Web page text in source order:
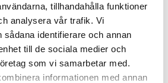
tillhandahålla funktioner
analysera vår trafik. Vi
sådana identifierare och annan
till de sociala medier och
som vi samarbetar med.
informationen med annan
liftkorg eller stationärt på en ställning
yta. Ingen lina att hålla reda på
med hajkrok justerar längden